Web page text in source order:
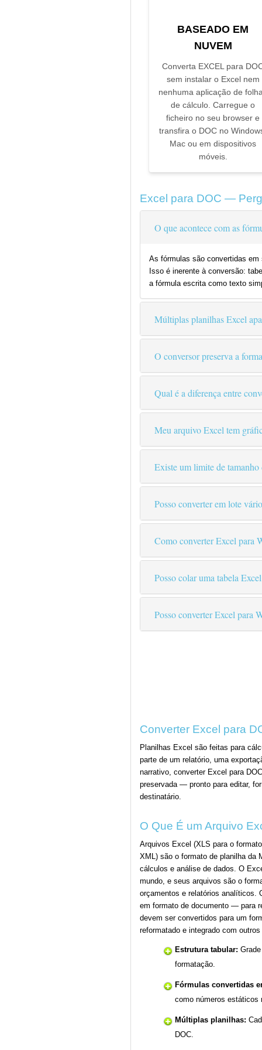
BASEADO EM
NUVEM
Converta EXCEL para
sem instalar o Excel nem
nenhuma aplicação de
de cálculo. Carregue o
ficheiro no seu browser e
transfira o DOC no
Mac ou em dispositivos
móveis.
Excel para DOC —
O que acontece com as
As fórmulas são convertidas
Isso é inerente à conversão:
a fórmula escrita como texto
Múltiplas planilhas Excel
O conversor preserva a
Qual é a diferença entre
Meu arquivo Excel tem
Existe um limite de
Posso converter em lote
Como converter Excel para
Posso colar uma tabela
Posso converter Excel para
Converter Excel para
Planilhas Excel são feitas para
parte de um relatório, uma
narrativo, converter Excel para
preservada — pronto para editar,
destinatário.
O Que É um Arquivo
Arquivos Excel (XLS para o
XML) são o formato de planilha
cálculos e análise de dados. O
mundo, e seus arquivos são o
orçamentos e relatórios analíticos.
em formato de documento — para
devem ser convertidos para um
reformatado e integrado com
Estrutura tabular:
formatação.
Fórmulas convertidas
como números estáticos
Múltiplas planilhas:
DOC.